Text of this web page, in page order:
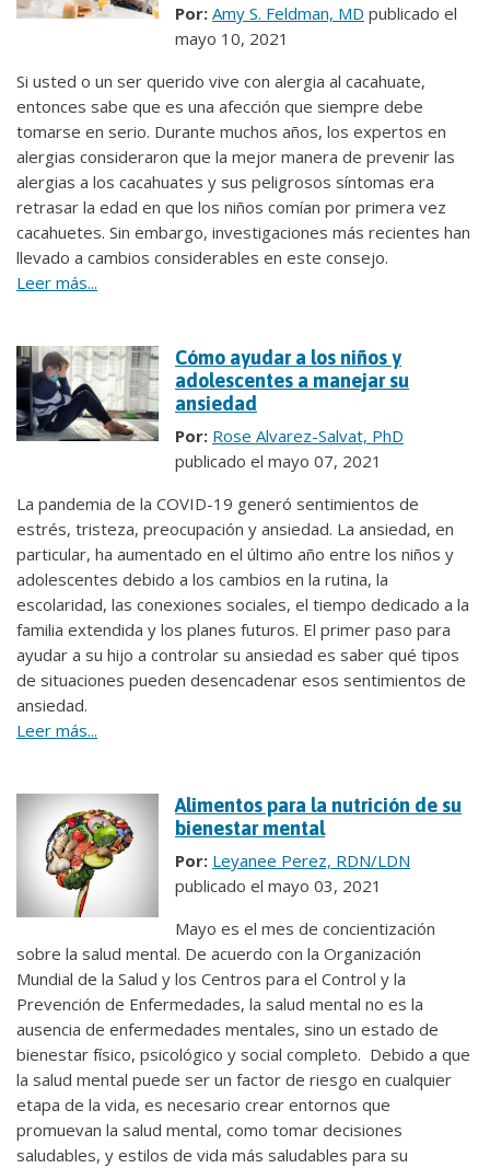
Por: Amy S. Feldman, MD publicado el
mayo 10, 2021
Si usted o un ser querido vive con alergia al cacahuate,
entonces sabe que es una afección que siempre debe
tomarse en serio. Durante muchos años, los expertos en
alergias consideraron que la mejor manera de prevenir las
alergias a los cacahuates y sus peligrosos síntomas era
retrasar la edad en que los niños comían por primera vez
cacahuetes. Sin embargo, investigaciones más recientes han
llevado a cambios considerables en este consejo.
Leer más...
Cómo ayudar a los niños y
adolescentes a manejar su
ansiedad
Por: Rose Alvarez-Salvat, PhD
publicado el mayo 07, 2021
La pandemia de la COVID-19 generó sentimientos de
estrés, tristeza, preocupación y ansiedad. La ansiedad, en
particular, ha aumentado en el último año entre los niños y
adolescentes debido a los cambios en la rutina, la
escolaridad, las conexiones sociales, el tiempo dedicado a la
familia extendida y los planes futuros. El primer paso para
ayudar a su hijo a controlar su ansiedad es saber qué tipos
de situaciones pueden desencadenar esos sentimientos de
ansiedad.
Leer más...
Alimentos para la nutrición de su
bienestar mental
Por: Leyanee Perez, RDN/LDN
publicado el mayo 03, 2021
Mayo es el mes de concientización
sobre la salud mental. De acuerdo con la Organización
Mundial de la Salud y los Centros para el Control y la
Prevención de Enfermedades, la salud mental no es la
ausencia de enfermedades mentales, sino un estado de
bienestar físico, psicológico y social completo. Debido a que
la salud mental puede ser un factor de riesgo en cualquier
etapa de la vida, es necesario crear entornos que
promuevan la salud mental, como tomar decisiones
saludables, y estilos de vida más saludables para su